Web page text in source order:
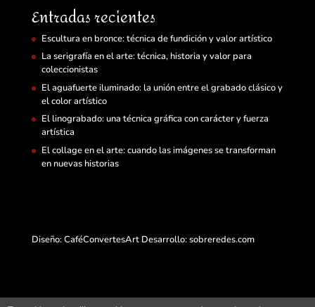
Entradas recientes
Escultura en bronce: técnica de fundición y valor artístico
La serigrafía en el arte: técnica, historia y valor para
coleccionistas
El aguafuerte iluminado: la unión entre el grabado clásico y
el color artístico
El linograbado: una técnica gráfica con carácter y fuerza
artística
El collage en el arte: cuando las imágenes se transforman
en nuevas historias
Diseño: CaféConvertesArt Desarrollo:sobreredes.com